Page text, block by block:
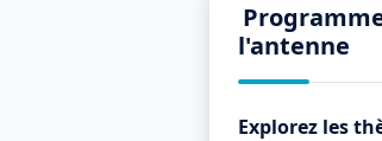
l'antenne
Explorez les